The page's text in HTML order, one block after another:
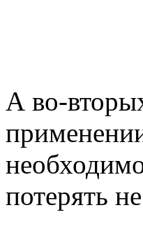
А во-
потерять